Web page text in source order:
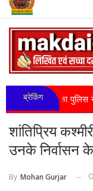
ब्रेकिंग
का पुलिस ने किया
शांतिप्रिय
उनके निर्वासन
By Mohan Gurjar